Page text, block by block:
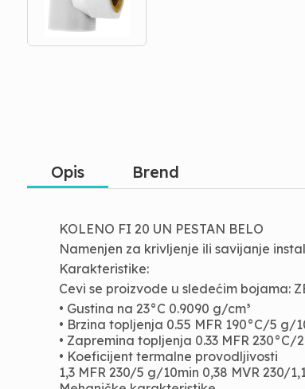
Opis Brend
KOLENO FI 20 UN PESTAN BELO
Namenjen za krivljenje ili savijanje
Karakteristike:
Cevi se proizvode u sledećim bojama:
• Gustina na 23°C 0.9090 g/cm³
• Brzina topljenja 0.55 MFR 190°C/5 g/
• Zapremina topljenja 0.33 MFR 230°C/
• Koeficijent termalne provodljivosti
1,3 MFR 230/5 g/10min 0,38 MVR 230/